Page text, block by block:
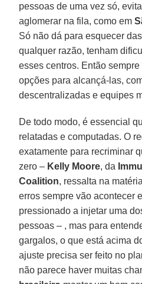
pessoas de uma vez só,
aglomerar na fila, como em
Só não dá para esquecer
qualquer razão, tenham
esses centros. Então
opções para alcançá-las,
descentralizadas e equipes
De todo modo, é essencial
relatadas e computadas. O
exatamente para recriminar
zero – Kelly Moore, da
Coalition, ressalta na
erros sempre vão acontecer
pressionado a injetar uma
pessoas – , mas para
gargalos, o que está acima
ajuste precisa ser feito no
não parece haver muitas